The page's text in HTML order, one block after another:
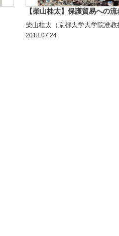
【柴山桂太】保護貿易への
柴山桂太（京都大学大学院准教
2018.07.24